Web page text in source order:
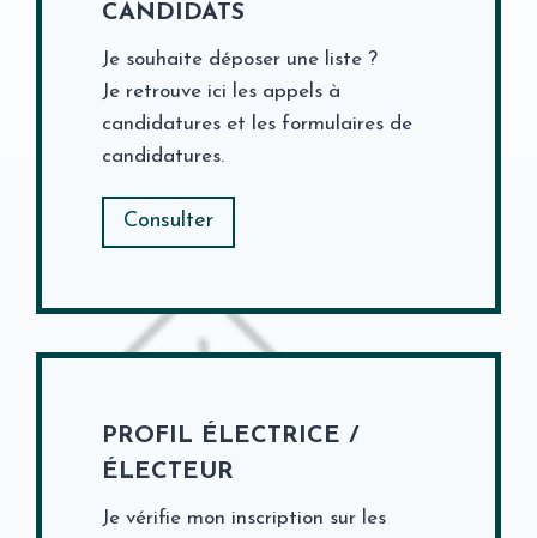
CANDIDATS
Je souhaite déposer une liste ?
Je retrouve ici les appels à
candidatures et les formulaires de
candidatures.
Consulter
PROFIL ÉLECTRICE /
ÉLECTEUR
Je vérifie mon inscription sur les